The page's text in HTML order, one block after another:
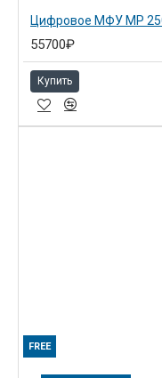
55700₽
Купить
FREE